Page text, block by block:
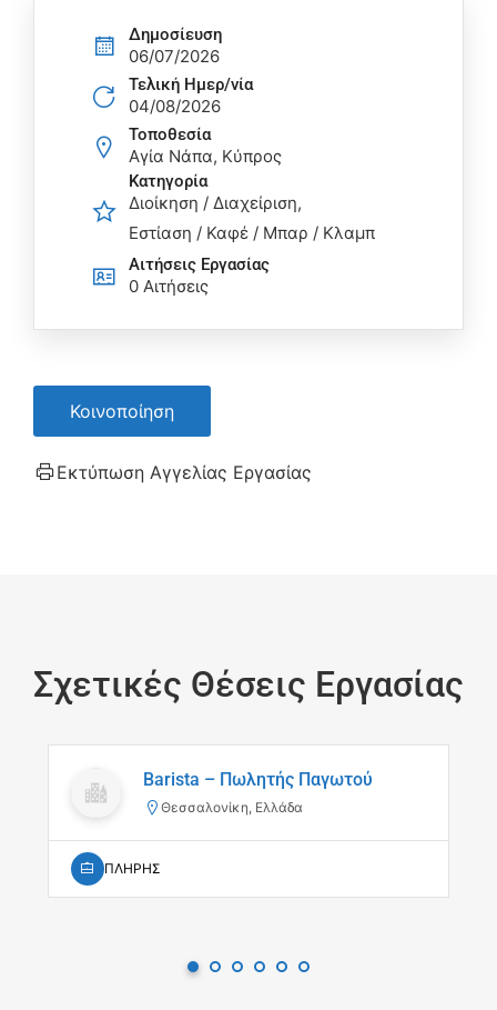
Δημοσίευση
06/07/2026
Τελική Ημερ/νία
04/08/2026
Τοποθεσία
Αγία Νάπα, Κύπρος
Κατηγορία
Διοίκηση / Διαχείριση
Εστίαση / Καφέ / Μπαρ / Κλαμπ
Αιτήσεις Eργασίας
0 Αιτήσεις
Κοινοποίηση
Εκτύπωση Αγγελίας Εργασίας
Σχετικές Θέσεις Εργασίας
Barista – Πωλητής Παγωτού
Θεσσαλονίκη, Ελλάδα
ΠΛΗΡΗΣ